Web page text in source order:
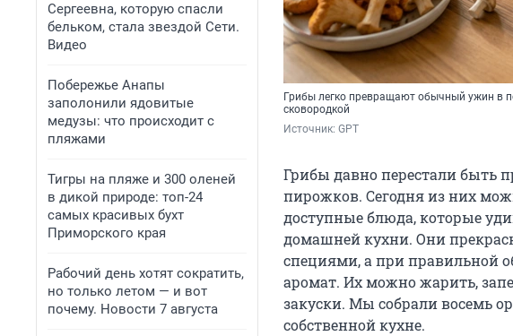
Сергеевна, которую спасли
бельком, стала звездой Сети.
Видео
Побережье Анапы
заполонили ядовитые
медузы: что происходит с
пляжами
Тигры на пляже и 300 оленей
в дикой природе: топ-24
самых красивых бухт
Приморского края
Рабочий день хотят сократить,
но только летом — и вот
почему. Новости 7 августа
Грибы легко превращают обычный ужин в
сковородкой
Источник: GPT
Грибы давно перестали быть
пирожков. Сегодня из них
доступные блюда, которые
домашней кухни. Они
специями, а при правильной
аромат. Их можно жарить,
закуски. Мы собрали восемь
собственной кухне.